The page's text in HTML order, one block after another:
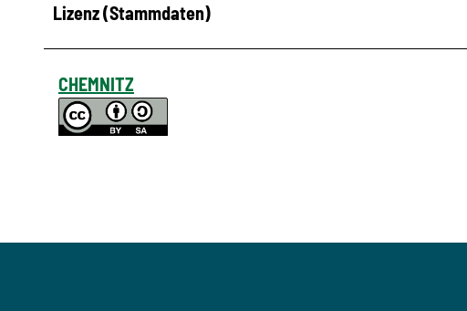
Lizenz (Stammdaten)
CHEMNITZ